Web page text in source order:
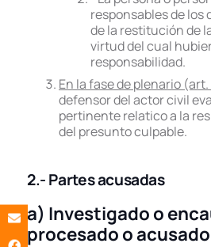
responsables de los
de la restitución de
virtud del cual
responsabilidad.
En la fase de plenario (art.
defensor del actor civil
pertinente relatico a la
del presunto culpable.
2.-Partes acusadas
a) Investigado o
procesado o acusado